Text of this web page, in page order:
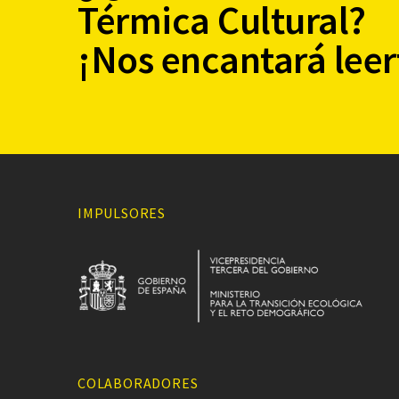
Térmica Cultural?
¡Nos encantará
IMPULSORES
COLABORADORES